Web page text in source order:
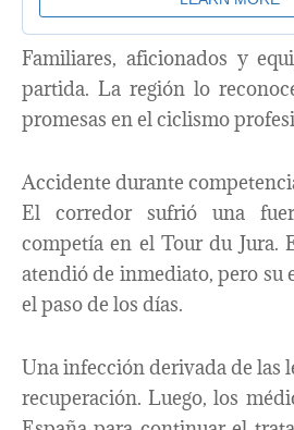
Familiares, aficionados y
partida. La región lo
promesas en el ciclismo
Accidente durante
El corredor sufrió una
competía en el Tour du Jura.
atendió de inmediato, pero su
el paso de los días.
Una infección derivada de las
recuperación. Luego, los